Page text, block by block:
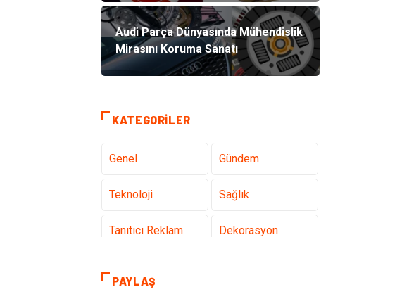
Audi Parça Dünyasında Mühendislik
Mirasını Koruma Sanatı
KATEGORILER
Genel Gündem
Teknoloji Sağlık
Tanıtıcı Reklam Dekorasyon
PAYLAŞ